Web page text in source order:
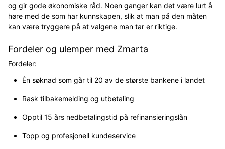
og gir gode økonomiske råd. Noen ganger kan det være lurt å
høre med de som har kunnskapen, slik at man på den måten
kan være tryggere på at valgene man tar er riktige.
Fordeler og ulemper med Zmarta
Fordeler:
Én søknad som går til 20 av de største bankene i landet
Rask tilbakemelding og utbetaling
Opptil 15 års nedbetalingstid på refinansieringslån
Topp og profesjonell kundeservice